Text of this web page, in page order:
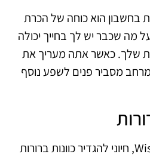
בחשבון הוא כוחה של הכרת
מה שכבר יש לך בחייך יכולה
שלך. כאשר אתה מעריך את
מסביר פנים לשפע נוסף
בעת שימוש בכלי Wish Bank, חיוני להגדיר כוונות ברורות